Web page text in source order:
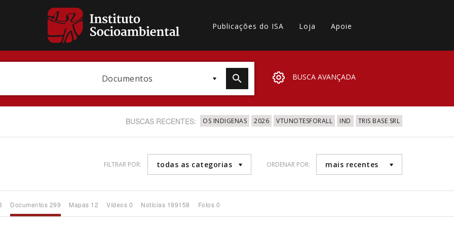
Publicações do ISA Loja Apoie
Documentos BUSCA AVANÇADA
BUSCAS RECENTES: OS INDIGENAS 2026 VTUNOTESFORALL IND TRIS BASE SRL
FILTRAR POR: todas as categorias ORDENAR POR: mais recentes
Documentos 299 Mapas 12 Vídeos 0 Notícias 199158 Fotos 0